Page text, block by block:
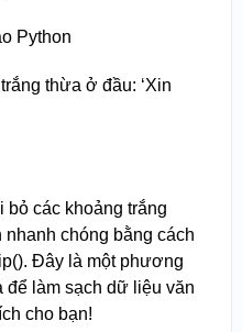
Python
thừa ở đầu: ‘Xin
các khoảng trắng
chóng bằng cách
Đây là một phương
để làm sạch dữ liệu văn
cho bạn!